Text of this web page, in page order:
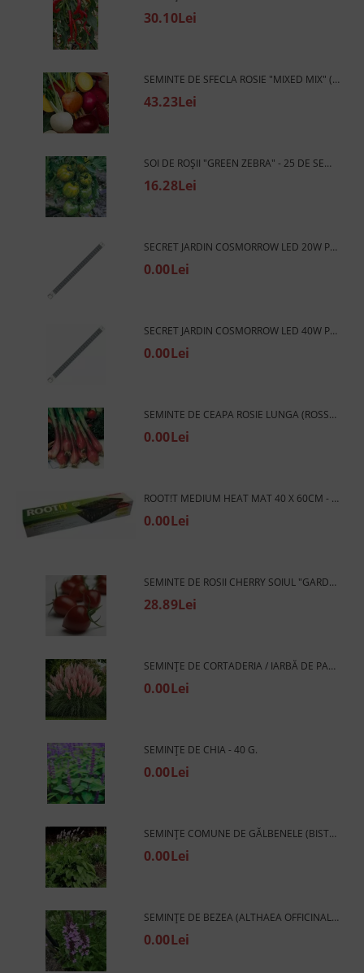
30.10Lei
SEMINTE DE SFECLA ROSIE "MIXED MIX" (BETA VULGARIS CONDITIVA) TRIO MIXED 300 BUC
43.23Lei
SOI DE ROȘII "GREEN ZEBRA" - 25 DE SEMINȚE
16.28Lei
SECRET JARDIN COSMORROW LED 20W PPE2.7 L50CM - LAMPA LED PENTRU CRESTEREA PLANTELOR
0.00Lei
SECRET JARDIN COSMORROW LED 40W PPE2.7 24V L90CM - LAMPA LED PENTRU CRESTEREA PLANTELOR
0.00Lei
SEMINTE DE CEAPA ROSIE LUNGA (ROSSA LUNGA DI FIRENZE) 1000 BUC (±) / 4 G
0.00Lei
ROOT!T MEDIUM HEAT MAT 40 X 60CM - COVORAȘ DE ÎNCĂLZIRE PENTRU GERMINARE A SEMINȚELOR (MEDIU)
0.00Lei
SEMINTE DE ROSII CHERRY SOIUL "GARDENBERRY F1" 10 BUC
28.89Lei
SEMINȚE DE CORTADERIA / IARBĂ DE PAMPAS, ROZ (CORTADERIA SELLOANA) - 2500 BUC. / 0,5 G.
0.00Lei
SEMINȚE DE CHIA - 40 G.
0.00Lei
SEMINȚE COMUNE DE GĂLBENELE (BISTORTA OFFICINALIS) - 0,3 G
0.00Lei
SEMINȚE DE BEZEA (ALTHAEA OFFICINALIS) - 1 G.
0.00Lei